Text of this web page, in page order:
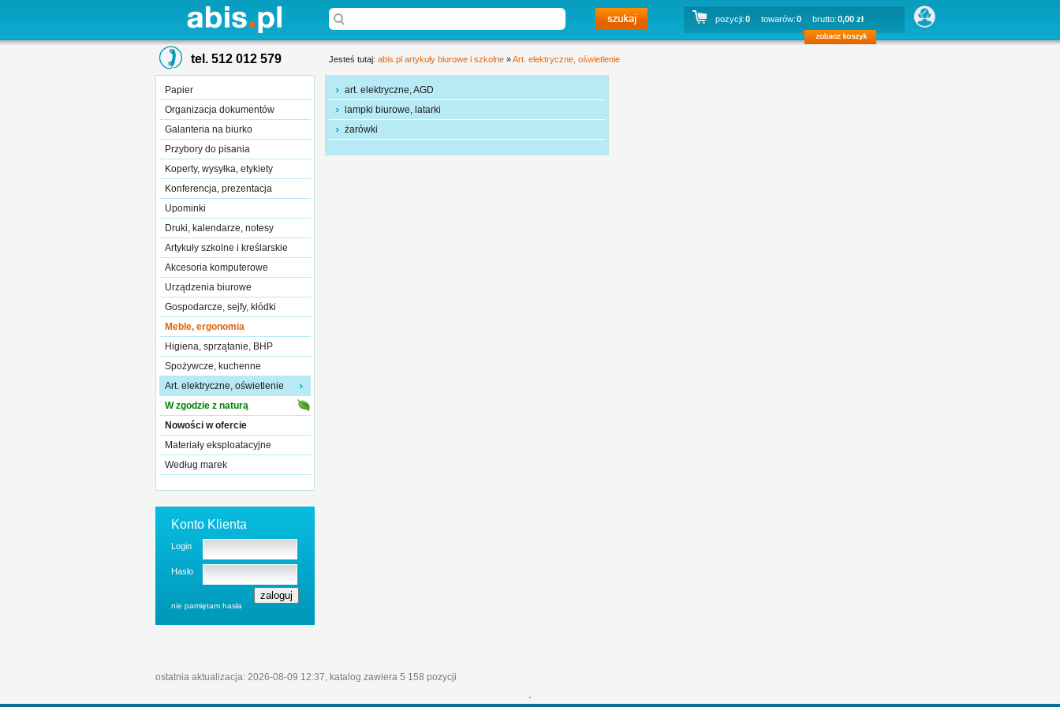
pozycji:0 towarów:0 brutto:0,00 zł
tel. 512 012 579
Papier
Organizacja dokumentów
Galanteria na biurko
Przybory do pisania
Koperty, wysyłka, etykiety
Konferencja, prezentacja
Upominki
Druki, kalendarze, notesy
Artykuły szkolne i kreślarskie
Akcesoria komputerowe
Urządzenia biurowe
Gospodarcze, sejfy, kłódki
Meble, ergonomia
Higiena, sprzątanie, BHP
Spożywcze, kuchenne
Art. elektryczne, oświetlenie
W zgodzie z naturą
Nowości w ofercie
Materiały eksploatacyjne
Według marek
Konto Klienta
Login
Hasło
nie pamiętam hasła
Jesteś tutaj: abis.pl artykuły biurowe i szkolne »Art. elektryczne, oświetlenie
art. elektryczne, AGD
lampki biurowe, latarki
żarówki
ostatnia aktualizacja: 2026-08-09 12:37, katalog zawiera 5 158 pozycji
'